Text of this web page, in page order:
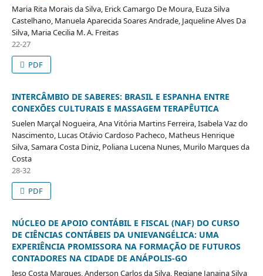
Maria Rita Morais da Silva, Erick Camargo De Moura, Euza Silva
Castelhano, Manuela Aparecida Soares Andrade, Jaqueline Alves Da
Silva, Maria Cecilia M. A. Freitas
22-27
PDF
INTERCÂMBIO DE SABERES: BRASIL E ESPANHA ENTRE
CONEXÕES CULTURAIS E MASSAGEM TERAPÊUTICA
Suelen Marçal Nogueira, Ana Vitória Martins Ferreira, Isabela Vaz do
Nascimento, Lucas Otávio Cardoso Pacheco, Matheus Henrique
Silva, Samara Costa Diniz, Poliana Lucena Nunes, Murilo Marques da
Costa
28-32
PDF
NÚCLEO DE APOIO CONTÁBIL E FISCAL (NAF) DO CURSO
DE CIÊNCIAS CONTÁBEIS DA UNIEVANGÉLICA: UMA
EXPERIÊNCIA PROMISSORA NA FORMAÇÃO DE FUTUROS
CONTADORES NA CIDADE DE ANÁPOLIS-GO
Ieso Costa Marques, Anderson Carlos da Silva, Regiane Janaina Silva